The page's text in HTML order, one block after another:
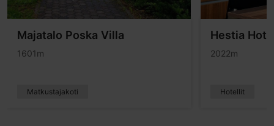
Majatalo Poska Villa
1601m
Matkustajakoti
Hestia
2022m
Hotellit